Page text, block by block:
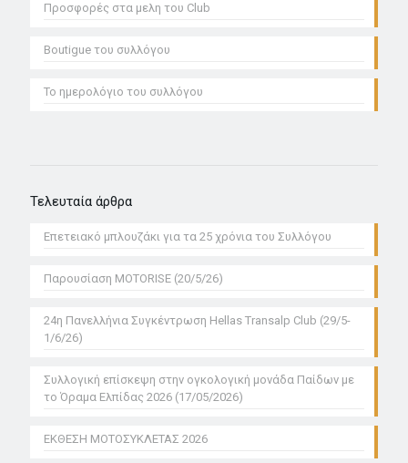
Προσφoρές στα μελη του Club
Boutigue του συλλόγου
Το ημερολόγιο του συλλόγου
Τελευταία άρθρα
Επετειακό μπλουζάκι για τα 25 χρόνια του Συλλόγου
Παρουσίαση MOTORISE (20/5/26)
24η Πανελλήνια Συγκέντρωση Hellas Transalp Club (29/5-
1/6/26)
Συλλογική επίσκεψη στην ογκολογική μονάδα Παίδων με
το Όραμα Ελπίδας 2026 (17/05/2026)
ΕΚΘΕΣΗ ΜΟΤΟΣΥΚΛΕΤΑΣ 2026